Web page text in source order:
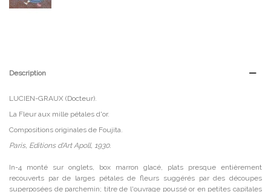
Description
LUCIEN-GRAUX (Docteur).
La Fleur aux mille pétales d'or.
Compositions originales de Foujita.
Paris, Editions d'Art Apoll, 1930.
In-4 monté sur onglets, box marron glacé, plats presque entièrement
recouverts par de larges pétales de fleurs suggérés par des découpes
superposées de parchemin; titre de l'ouvrage poussé or en petites capitales